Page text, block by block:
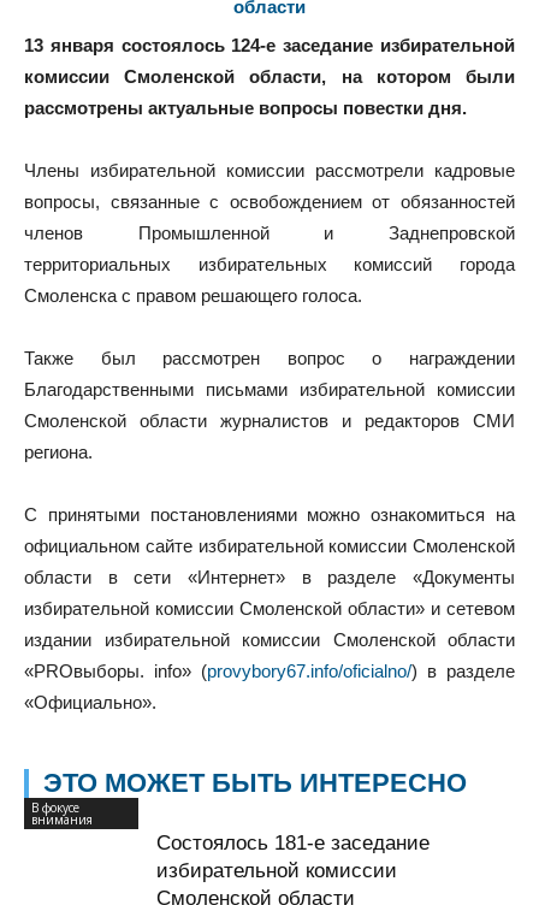
13 января состоялось 124-е заседание избирательной
комиссии Смоленской области, на котором были
рассмотрены актуальные вопросы повестки дня.
Члены избирательной комиссии рассмотрели кадровые
вопросы, связанные с освобождением от обязанностей
членов Промышленной и Заднепровской
территориальных избирательных комиссий города
Смоленска с правом решающего голоса.
Также был рассмотрен вопрос о награждении
Благодарственными письмами избирательной комиссии
Смоленской области журналистов и редакторов СМИ
региона.
С принятыми постановлениями можно ознакомиться на
официальном сайте избирательной комиссии Смоленской
области в сети «Интернет» в разделе «Документы
избирательной комиссии Смоленской области» и сетевом
издании избирательной комиссии Смоленской области
«PROвыборы. info» (provybory67.info/oficialno/) в разделе
«Официально».
ЭТО МОЖЕТ БЫТЬ ИНТЕРЕСНО
В фокусе
внимания
Состоялось 181-е заседание
избирательной комиссии
Смоленской области